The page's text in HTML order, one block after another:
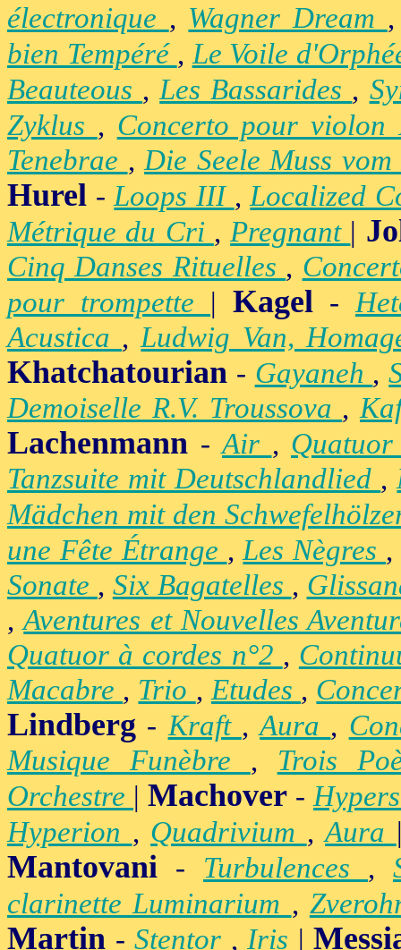
électronique , Wagner Dream
bien Tempéré ,Le Voile
Beauteous ,Les Bassarides ,
Zyklus , Concerto pour
Tenebrae ,Die Seele Muss
Hurel -Loops III ,Localized
Métrique du Cri ,Pregnant |
Cinq Danses Rituelles ,
pour trompette | Kagel -
Acustica ,Ludwig Van,
Khatchatourian - Gayaneh ,
Demoiselle R.V. Troussova ,
Lachenmann -Air ,
Tanzsuite mit Deutschlandlied ,
Mädchen mit den
une Fête Étrange ,Les Nègres ,
Sonate , Six Bagatelles ,
,Aventures et Nouvelles
Quatuor à cordes n°2 ,
Macabre , Trio ,Etudes ,
Lindberg -Kraft ,Aura ,
Musique Funèbre , Trois
Orchestre | Machover -
Hyperion , Quadrivium ,Aura
Mantovani - Turbulences ,
clarinette Luminarium ,
Martin - Stentor , Iris |